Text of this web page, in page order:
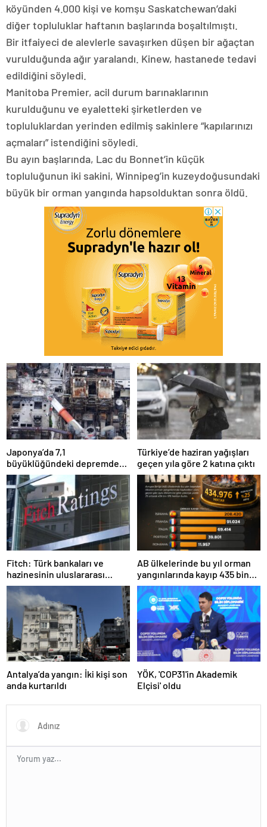
köyünden 4.000 kişi ve komşu Saskatchewan’daki
diğer topluluklar haftanın başlarında boşaltılmıştı.
Bir itfaiyeci de alevlerle savaşırken düşen bir ağaçtan
vurulduğunda ağır yaralandı. Kinew, hastanede tedavi
edildiğini söyledi.
Manitoba Premier, acil durum barınaklarının
kurulduğunu ve eyaletteki şirketlerden ve
topluluklardan yerinden edilmiş sakinlere “kapılarınızı
açmaları” istendiğini söyledi.
Bu ayın başlarında, Lac du Bonnet’in küçük
topluluğunun iki sakini, Winnipeg’in kuzeydoğusundaki
büyük bir orman yangında hapsolduktan sonra öldü.
Japonya’da 7,1
büyüklüğündeki depremde
ölenlerin sayısı 35’e yükseldi
Türkiye’de haziran yağışları
geçen yıla göre 2 katına çıktı
Fitch: Türk bankaları ve
hazinesinin uluslararası
itibarı yüksek
AB ülkelerinde bu yıl orman
yangınlarında kayıp 435 bin
hektarı buldu
Antalya’da yangın: İki kişi son
anda kurtarıldı
YÖK, 'COP31'in Akademik
Elçisi' oldu